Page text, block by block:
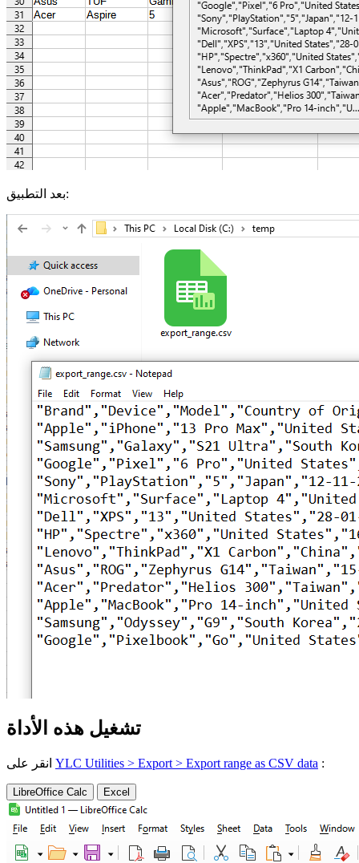
بعد التطبيق:
تشغيل هذه الأداة
YLC Utilities > Export > Export range as CSV data :
LibreOffice Calc Excel